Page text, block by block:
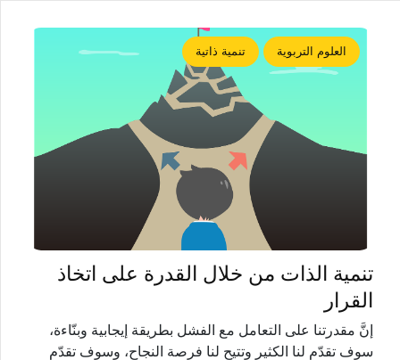
العلوم التربوية تنمية ذاتية
تنمية الذات من خلال القدرة على اتخاذ
القرار
إنَّ مقدرتنا على التعامل مع الفشل بطريقة إيجابية وبنّاءة،
سوف تقدّم لنا الكثير وتتيح لنا فرصة النجاح، وسوف تقدّم